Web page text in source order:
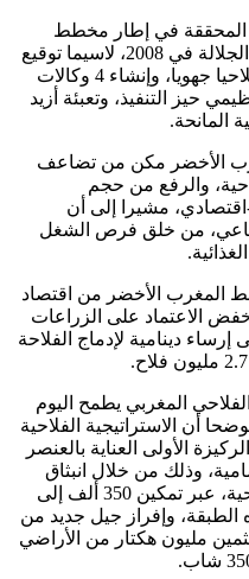
المحققة في إطار مخطط
المغرب الأخضر الذي أطلقه صاحب الجلالة في 2008، لاسيما توقيع
19 عقد برنامج، وتنزيل 12 مخططا فلاحيا جهويا، وإنشاء 4 وكالات
وتنظيمي حيز التنفيذ، وتعبئة أزيد
الأخضر مكن من تضاعف
والرفع من حجم
مشيرا إلى أن
من خلق فرص الشغل
المغرب الأخضر من اقتصاد
الاعتماد على الزراعات
دينامية لإدماج الفلاحة
المغربي يطمح اليوم
أن الاستراتيجية الفلاحية
الأولى العناية بالعنصر
وذلك من خلال انبثاق
جيل جديد من الطبقة الوسطى الفلاحية، عبر تمكين 350 ألف إلى
الطبقة، وإفراز جيل جديد من
مليون هكتار من الأراضي